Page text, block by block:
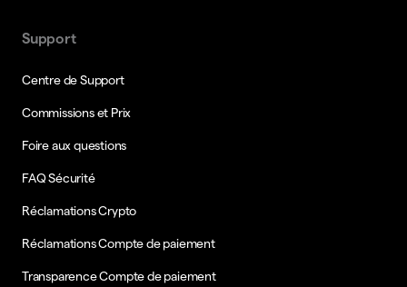
Support
Centre de Support
Commissions et Prix
Foire aux questions
FAQ Sécurité
Réclamations Crypto
Réclamations Compte de paiement
Transparence Compte de paiement